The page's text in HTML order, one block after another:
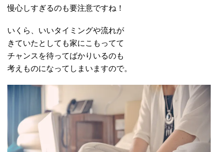
慢心しすぎるのも要注意ですね！
いくら、いいタイミングや流れが
きていたとしても家にこもってて
チャンスを待ってばかりいるのも
考えものになってしまいますので。